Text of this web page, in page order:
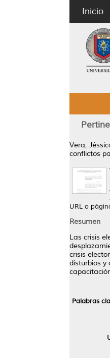
Inicio
Vera,
conflictos
URL o
Resumen
Las crisis
crisis
disturbios y
Palabras